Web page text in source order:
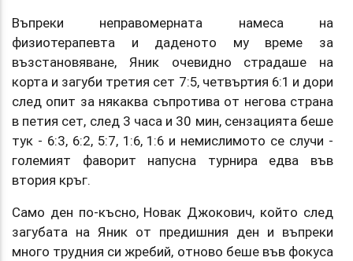
Въпреки неправомерната намеса на
физиотерапевта и даденото му време за
възстановяване, Яник очевидно страдаше на
корта и загуби третия сет 7:5, четвъртия 6:1 и дори
след опит за някаква съпротива от негова страна
в петия сет, след 3 часа и 30 мин, сензацията беше
тук - 6:3, 6:2, 5:7, 1:6, 1:6 и немислимото се случи -
големият фаворит напусна турнира едва във
втория кръг.
Само ден по-късно, Новак Джокович, който след
загубата на Яник от предишния ден и въпреки
много трудния си жребий, отново беше във фокуса